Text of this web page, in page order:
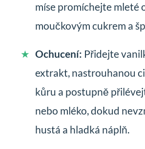
míse promíchejte mleté
moučkovým cukrem a
Ochucení: Přidejte
extrakt, nastrouhanou
kůru a postupně
nebo mléko, dokud
hustá a hladká náplň.